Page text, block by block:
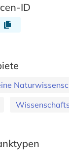
ID